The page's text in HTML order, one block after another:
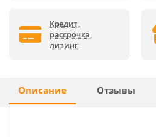
Кредит,
рассрочка,
лизинг
Описание Отзывы